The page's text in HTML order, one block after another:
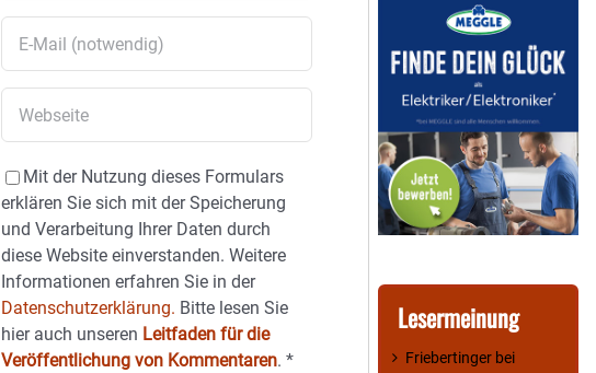
Mit der Nutzung dieses Formulars
erklären Sie sich mit der Speicherung
und Verarbeitung Ihrer Daten durch
diese Website einverstanden. Weitere
Informationen erfahren Sie in der
Datenschutzerklärung. Bitte lesen Sie
hier auch unseren Leitfaden für die
Veröffentlichung von Kommentaren.*
Lesermeinung
Friebertinger bei